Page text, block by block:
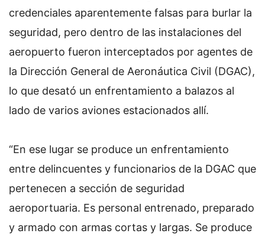
credenciales aparentemente falsas para burlar la
seguridad, pero dentro de las instalaciones del
aeropuerto fueron interceptados por agentes de
la Dirección General de Aeronáutica Civil (DGAC),
lo que desató un enfrentamiento a balazos al
lado de varios aviones estacionados allí.
“En ese lugar se produce un enfrentamiento
entre delincuentes y funcionarios de la DGAC que
pertenecen a sección de seguridad
aeroportuaria. Es personal entrenado, preparado
y armado con armas cortas y largas. Se produce